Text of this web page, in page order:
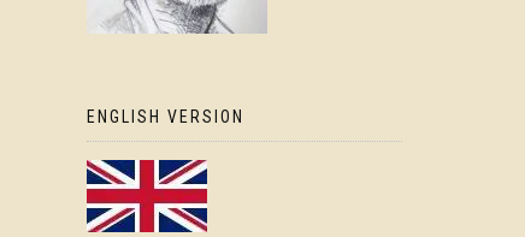
ENGLISH VERSION